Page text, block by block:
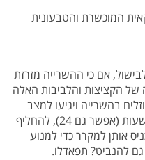
המוכשרת והטבעונית
אם כי ההשרייה מזרזת
של הקציצות והלביבות האלה
בהשרייה ויגיעו למצב
נגיס ולעיס. רצוי להשרות לפחות 12 שעות (אפשר גם 24), להחליף
אותן למקרר כדי למנוע
להנביט? תפאדלו.